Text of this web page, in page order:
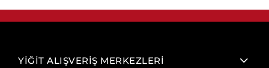
YİĞİT ALIŞVERİŞ MERKEZLERİ